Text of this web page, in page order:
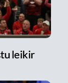
leikir